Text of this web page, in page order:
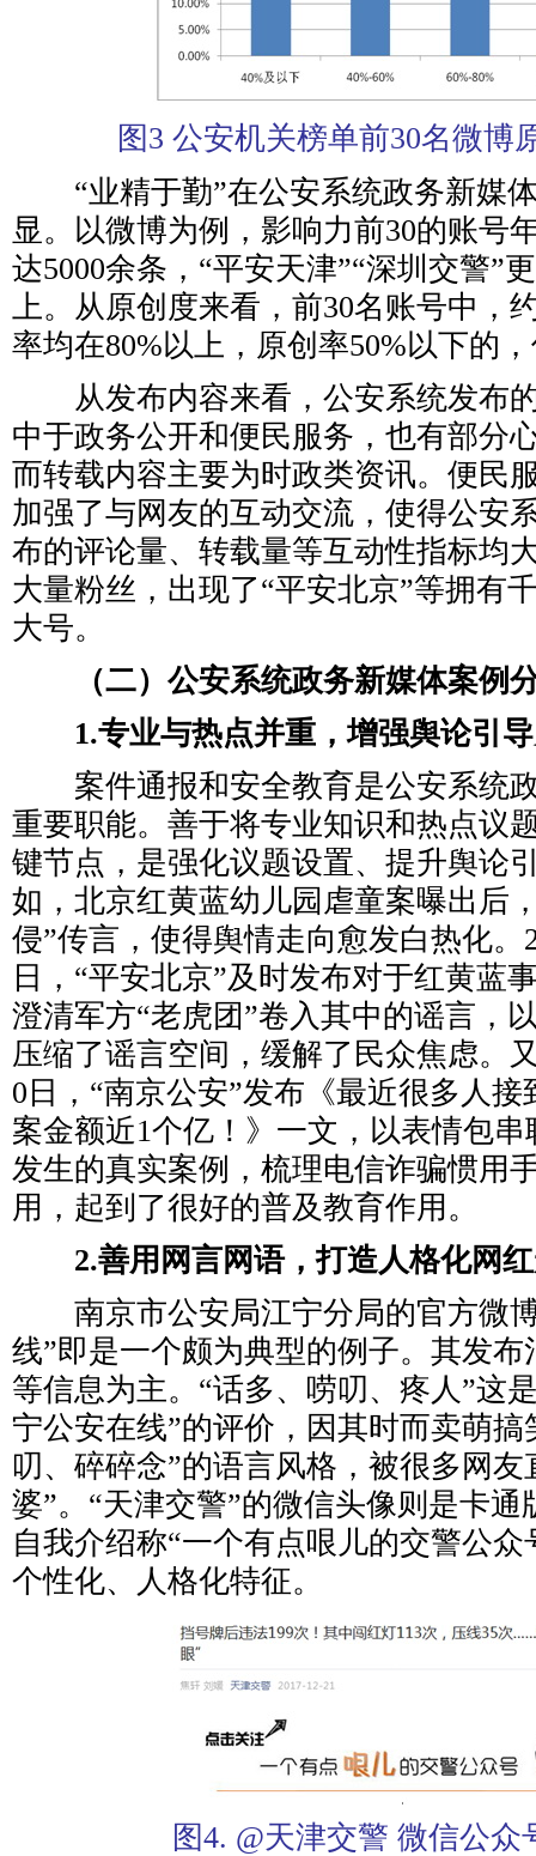
图3 公安机关榜单前30名微博
“业精于勤”在公安系统政务新媒
显。以微博为例，影响力前30的账号
达5000余条，“平安天津”“深圳交警”
上。从原创度来看，前30名账号中，
率均在80%以上，原创率50%以下的
从发布内容来看，公安系统发布
中于政务公开和便民服务，也有部分
而转载内容主要为时政类资讯。便民
加强了与网友的互动交流，使得公安
布的评论量、转载量等互动性指标均
大量粉丝，出现了“平安北京”等拥有
大号。
（二）公安系统政务新媒体案例
1.专业与热点并重，增强舆论引
案件通报和安全教育是公安系统
重要职能。善于将专业知识和热点议
键节点，是强化议题设置、提升舆论
如，北京红黄蓝幼儿园虐童案曝出后
侵”传言，使得舆情走向愈发白热化。
日，“平安北京”及时发布对于红黄蓝
澄清军方“老虎团”卷入其中的谣言，
压缩了谣言空间，缓解了民众焦虑。
0日，“南京公安”发布《最近很多人
案金额近1个亿！》一文，以表情包
发生的真实案例，梳理电信诈骗惯用
用，起到了很好的普及教育作用。
2.善用网言网语，打造人格化网
南京市公安局江宁分局的官方微
线”即是一个颇为典型的例子。其发
等信息为主。“话多、唠叨、疼人”这
宁公安在线”的评价，因其时而卖萌搞
叨、碎碎念”的语言风格，被很多网友
婆”。“天津交警”的微信头像则是卡
自我介绍称“一个有点哏儿的交警公众
个性化、人格化特征。
图4. @天津交警 微信公众